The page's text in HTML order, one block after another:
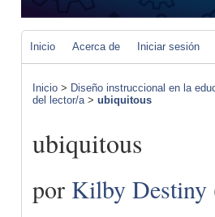
Inicio Acerca de Iniciar sesión
Inicio > Diseño instruccional en la
del lector/a> ubiquitous
ubiquitous
por Kilby Destiny